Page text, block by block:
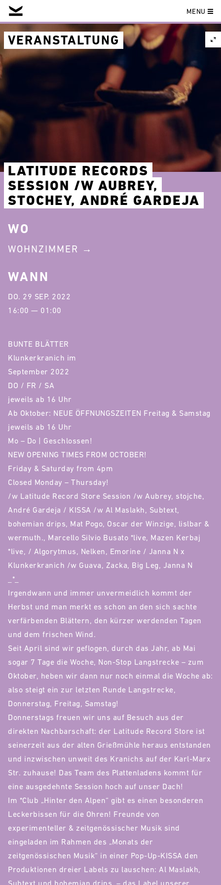
Skip
to
content
MENU
VERANSTALTUNG
LATITUDE RECORDS
SESSION /W AUBREY,
STOCHEY, ANDRÉ GARDEJA
BUNTE BLÄTTER
Klunkerkranich im
September 2022
DO / FR / SA
jeweils ab 16 Uhr
Ab Oktober: NEUE ÖFFNUNGSZEITEN Freitag & Samstag
jeweils ab 16 Uhr
Mo – Do | Geschlossen!
NEW OPENING TIMES FROM OCTOBER!
Friday & Saturday from 4pm
Closed Monday – Thursday!
/w Latitude Record Store Session /w Aubrey, stojche,
André Gardeja / KISSA /w Al Maslakh, Subtext,
bohemian drips, Mat Pogo, Oscar der Winzige, lislbar &
wermuth., Marcello Silvio Busato *live, Mazen Kerbaj
*live, / Algorytmus, Nelken, Emorine / Janna N x
Klunkerkranich /w Guava, Zacka, Big Leg, Janna N
_*_
Irgendwann und immer unvermeidlich kommt der
Herbst und man merkt es schon an den sich sachte
verfärbenden Blättern, den kürzer werdenden Tagen
und dem frischen Wind.
Seit April sind wir geflogen, durch das Jahr, ab Mai
sogar 7 Tage die Woche, Non-Stop Langstrecke – zum
Oktober, heben wir dann nur noch einmal die Woche ab:
also steigt ein zur letzten Runde Langstrecke,
Donnerstag, Freitag, Samstag!
Donnerstags freuen wir uns auf Besuch aus der
direkten Nachbarschaft: der Latitude Record Store ist
seinerzeit aus der alten Grießmühle heraus entstanden
und inzwischen unweit des Kranichs auf der Karl-Marx
Str. zuhause! Das Team des Plattenladens kommt für
eine ausgedehnte Session hoch auf unser Dach!
Im *Club „Hinter den Alpen“ gibt es einen besonderen
Leckerbissen für die Ohren! Freunde von
experimenteller & zeitgenössischer Musik sind
eingeladen im Rahmen des „Monats der
zeitgenössischen Musik“ in einer Pop-Up-KISSA den
Produktionen dreier Labels zu lauschen: Al Maslakh,
Subtext und bohemian drips. – das Label unserer
WO
WOHNZIMMER
WANN
DO. 29 SEP. 2022
16:00 — 01:00